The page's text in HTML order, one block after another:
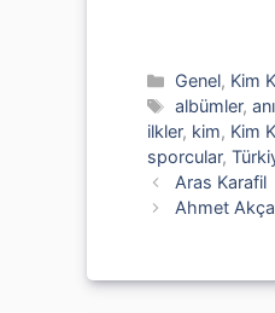
Kategoriler
Genel, Kim
Etiketler
albümler,
ilkler, kim, Kim
sporcular,
Aras Karafil
Ahmet